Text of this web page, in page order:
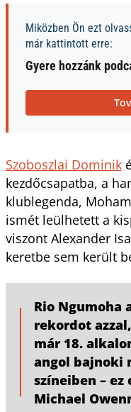
Miközben Ön ezt
már kattintott erre:
Gyere hozzánk
Szoboszlai Dominik
kezdőcsapatba, a
klublegenda,
ismét leülhetett a
viszont Alexander
keretbe sem került
Rio Ngumoha
rekordot
már 18.
angol bajnoki
színeiben –
Michael